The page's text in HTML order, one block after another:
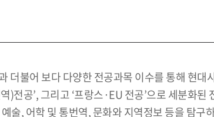
불어 보다 다양한 전공과목 이수를 통해 현
)전공’, 그리고 ‘프랑스·EU 전공’으로 세분화
술, 어학 및 통번역, 문화와 지역정보 등을 탐구